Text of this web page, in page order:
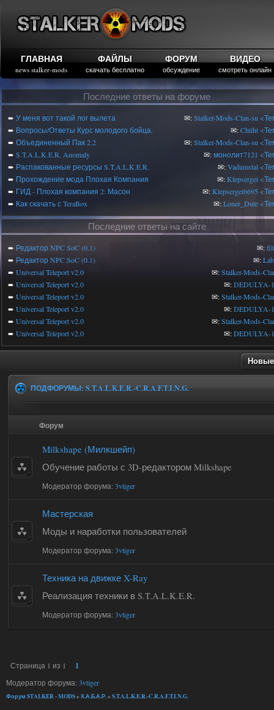
ГЛАВНАЯ
news stalker-mods
ФАЙЛЫ
скачать бесплатно
ФОРУМ
обсуждение
ВИДЕО
смотреть онлайн
Последние ответы на форуме
➨ У меня вот такой лог вылета ✉:Stalker-Mods-Clan-su
➨ Вопросы/Ответы Курс молодого бойца. ✉:Chtiht
➨ Объединенный Пак 2.2 ✉:Stalker-Mods-Clan-su
➨ S.T.A.L.K.E.R. Anomaly ✉:монолит7121
➨ Распакованные ресурсы S.T.A.L.K.E.R. ✉:Vadumstal
➨ Прохождение мода Плохая Компания ✉:Klepsergei
➨ ГИД - Плохая компания 2: Масон ✉:Klepsergei6695
➨ Как скачать с TeraBox ✉:Loner_Dute
Последние ответы на сайте
➨ Редактор NPC SoC (0.1) ✉:
➨ Редактор NPC SoC (0.1) ✉:
➨ Universal Teleport v2.0 ✉:Stalker-Mods-
➨ Universal Teleport v2.0 ✉:DEDULYA-
➨ Universal Teleport v2.0 ✉:Stalker-Mods-
➨ Universal Teleport v2.0 ✉:DEDULYA-
➨ Universal Teleport v2.0 ✉:Stalker-Mods-
➨ Universal Teleport v2.0 ✉:DEDULYA-
ПОДФОРУМЫ: S.T.A.L.K.E.R.-C.R.A.F.T.I.N.G.
Форум
Milkshape (Милкшейп)
Обучение работы с 3D-редактором Milkshape
Модератор форума: 3vtiger
Мастерская
Моды и наработки пользователей
Модератор форума: 3vtiger
Техника на движке X-Ray
Реализация техники в S.T.A.L.K.E.R.
Модератор форума: 3vtiger
Страница 1 из 1 1
Модератор форума: 3vtiger
Форум STALKER - MODS» Х.А.Б.А.Р.» S.T.A.L.K.E.R.-C.R.A.F.T.I.N.G.